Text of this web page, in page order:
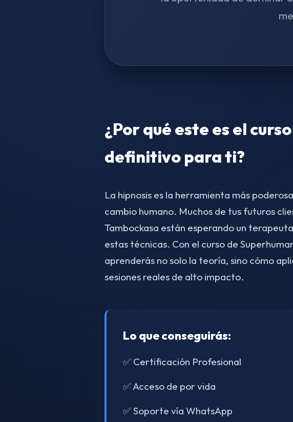
¿Por qué este es el curso
definitivo para ti?
La hipnosis es la herramienta más
cambio humano. Muchos de tus futuros
Tambockasa están esperando un
estas técnicas. Con el curso de
aprenderás no solo la teoría, sino cómo
sesiones reales de alto impacto.
Lo que conseguirás:
✅ Certificación Profesional
✅ Acceso de por vida
✅ Soporte vía WhatsApp